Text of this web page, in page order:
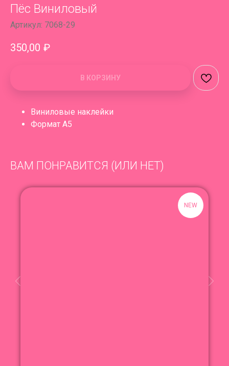
Пёс Виниловый
Артикул: 7068-29
350,00 ₽
В КОРЗИНУ
Виниловые наклейки
Формат А5
ВАМ ПОНРАВИТСЯ (ИЛИ НЕТ)
NEW